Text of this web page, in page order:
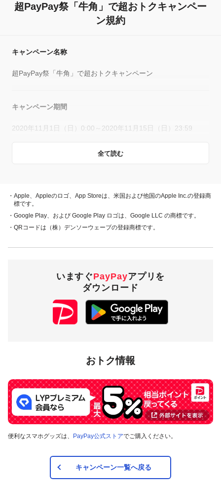
超PayPay祭「牛角」で超おトクキャンペー
ン規約
全て読む
キャンペーン名称
超PayPay祭「牛角」で超おトクキャンペーン
キャンペーン期間
2020年11月1日（日）0:00～2020年11月15日（日）23:59
ド、PayPayあと払い（一括のみ）でお支払いをしていただい
た方に対し、下表のとおり後日PayPayボーナスを付与します
支払日の翌日から起算して30日後
（一括のみ）
付与上限
300円相当／回
1,000円相当／期間
店舗です。事前にアプリの「近くのお店」でもご確認いただけ
ます。
対象の支払方法
カード、PayPayあと払い（一括のみ）で、その他のお支払方
法は対象外です。
・Apple、Appleのロゴ、App Storeは、米国および他国のApple Inc.の登録商
標です。
・Google Play、および Google Play ロゴは、Google LLC の商標です。
・QRコードは（株）デンソーウェーブの登録商標です。
いますぐPayPayアプリを
ダウンロード
おトク情報
便利なスマホグッズは、 PayPay公式ストアでご購入ください。
キャンペーン一覧へ戻る